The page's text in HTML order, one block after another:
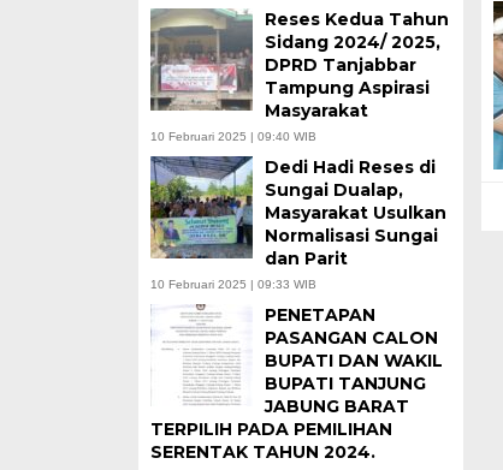
Reses Kedua Tahun
Sidang 2024/ 2025,
DPRD Tanjabbar
Tampung Aspirasi
Masyarakat
10 Februari 2025 | 09:40 WIB
Dedi Hadi Reses di
Sungai Dualap,
Masyarakat Usulkan
Normalisasi Sungai
dan Parit
10 Februari 2025 | 09:33 WIB
PENETAPAN
PASANGAN CALON
BUPATI DAN WAKIL
BUPATI TANJUNG
JABUNG BARAT
TERPILIH PADA PEMILIHAN
SERENTAK TAHUN 2024.